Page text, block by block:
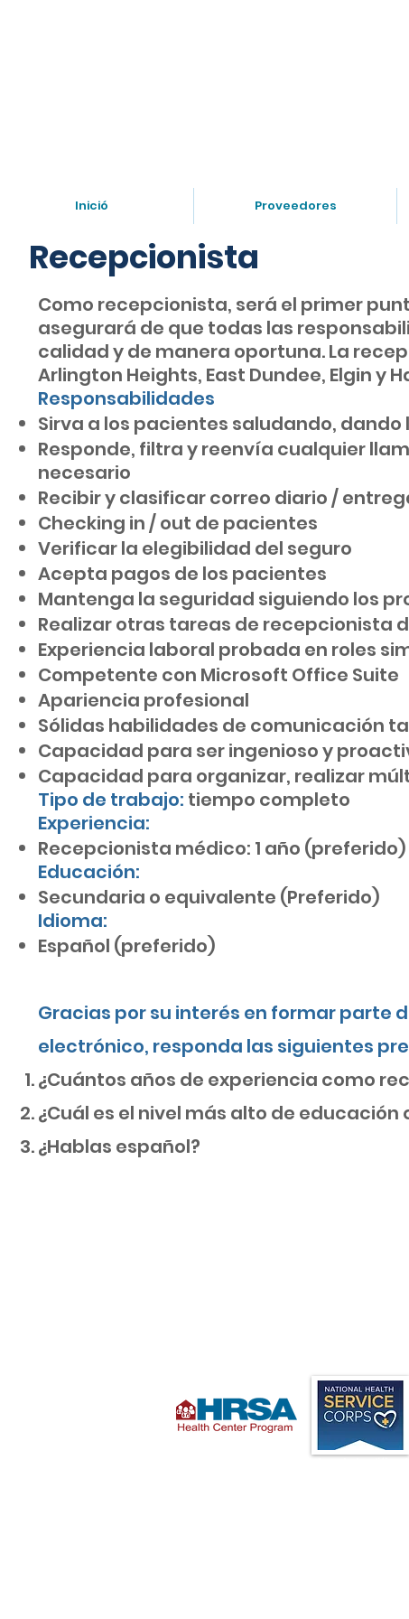
Inició Proveedores
Recepcionista
Como recepcionista, será el primer
asegurará de que todas las
calidad y de manera oportuna. La
Arlington Heights, East Dundee, Elgin y
Responsabilidades
Sirva a los pacientes saludando,
Responde, filtra y reenvía cualquier
necesario
Recibir y clasificar correo diario /
Checking in / out de pacientes
Verificar la elegibilidad del seguro
Acepta pagos de los pacientes
Mantenga la seguridad siguiendo los
Realizar otras tareas de recepcionista
Experiencia laboral probada en roles
Competente con Microsoft Office Suite
Apariencia profesional
Sólidas habilidades de comunicación
Capacidad para ser ingenioso y
Capacidad para organizar, realizar
Tipo de trabajo: tiempo completo
Experiencia:
Recepcionista médico: 1 año (preferido)
Educación:
Secundaria o equivalente (Preferido)
Idioma:
Español (preferido)
Gracias por su interés en formar parte
electrónico, responda las siguientes
¿Cuántos años de experiencia como
¿Cuál es el nivel más alto de
¿Hablas español?